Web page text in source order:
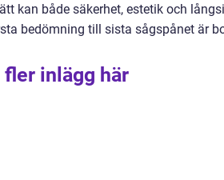
kan både säkerhet, estetik och
bedömning till sista sågspånet är
fler inlägg här